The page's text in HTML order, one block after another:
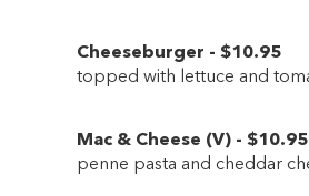
Cheeseburger - $10.95
topped with lettuce and
Mac & Cheese (V) - $10.95
penne pasta and cheddar